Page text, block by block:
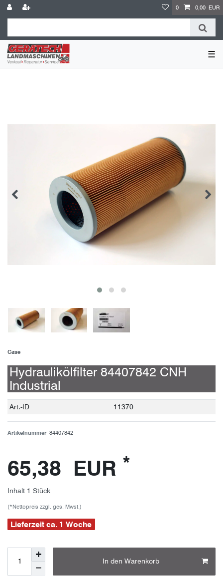
0 0,00 EUR
☰
Case
Hydraulikölfilter 84407842 CNH
Industrial
Technisches
Wert
Art.-ID 11370
Artikelnummer 84407842
65,38 EUR *
Inhalt 1 Stück
(*Nettopreis zzgl. ges. Mwst.)
Lieferzeit ca. 1 Woche
In den Warenkorb